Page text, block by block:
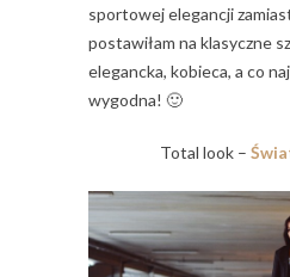
sportowej elegancji
postawiłam na klasyczne
elegancka, kobieca, a co
wygodna! 🙂
Total look –